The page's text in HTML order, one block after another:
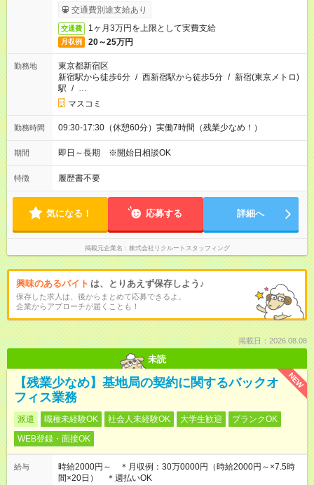
ービス利用可（利用条件有）
交通費別途支給あり
交通費 1ヶ月3万円を上限として実費支給
月収例 20～25万円
勤務地
東京都新宿区
新宿駅から徒歩6分 / 西新宿駅から徒歩5分 / 新宿(東京メトロ)
駅 / …
マスコミ
勤務時間 09:30-17:30（休憩60分）実働7時間（残業少なめ！）
期間 即日～長期 ※開始日相談OK
特徴 履歴書不要
気になる！ 応募する 詳細へ
掲載元企業名 株式会社リクルートスタッフィング
興味のあるバイト は、とりあえず保存しよう♪
保存した求人は、後からまとめて応募できるよ。
企業からアプローチが届くことも！
掲載日：2026.08.08
未読
NEW
【残業少なめ】基地局の契約に関するバックオ
フィス業務
派遣 職種未経験OK 社会人未経験OK 大学生歓迎
ブランクOK
WEB登録・面接OK
給与
時給2000円～ ＊月収例：30万0000円（時給2000円～×7.5時
間×20日） ＊週払いOK